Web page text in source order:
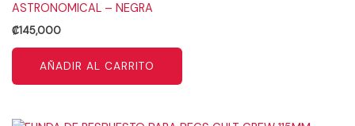
ASTRONOMICAL – NEGRA
₡145,000
AÑADIR AL CARRITO